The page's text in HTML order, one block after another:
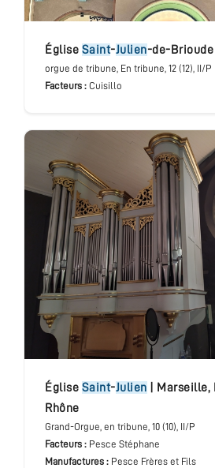
église Saint-Julien-de-Brioude
orgue de tribune, En tribune, 12 (12), II/P
Facteurs : Cuisillo
église Saint-Julien Marseille,
Rhône
Grand-Orgue, en tribune, 10 (10), II/P
Facteurs : Pesce Stéphane
Manufactures : Pesce Frères et Fils